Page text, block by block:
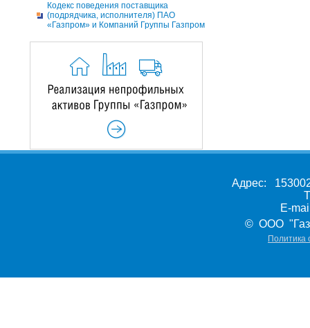
Кодекс поведения поставщика
(подрядчика, исполнителя) ПАО
«Газпром» и Компаний Группы Газпром
Адрес:
E-
© ООО
Политика